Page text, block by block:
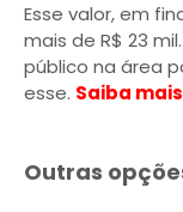
Esse valor, em
mais de R$ 23
público na área
esse. Saiba
Outras